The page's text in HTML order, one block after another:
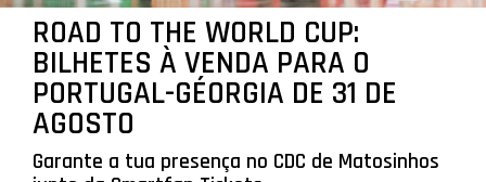
ROAD TO THE WORLD CUP:
BILHETES À VENDA PARA O
PORTUGAL-GÉORGIA DE 31 DE
AGOSTO
Garante a tua presença no CDC de Matosinhos